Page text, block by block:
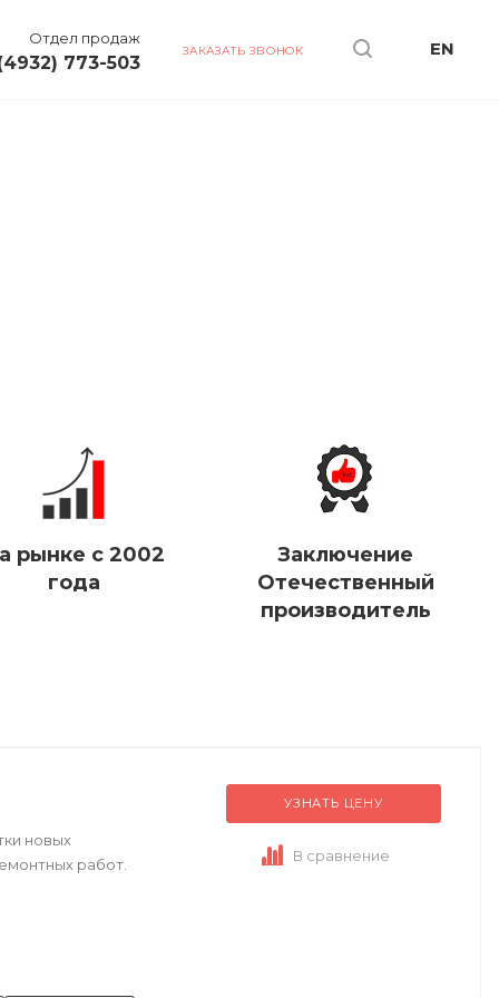
EN
Отдел продаж
773-503
ЗАКАЗАТЬ ЗВОНОК
рынке с 2002
года
Заключение
Отечественный
производитель
новых
работ.
УЗНАТЬ ЦЕНУ
В сравнение